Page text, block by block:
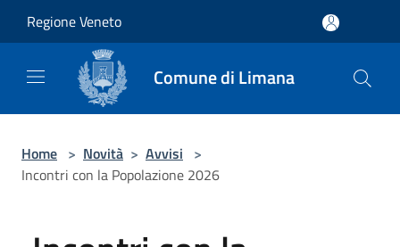
Regione Veneto
Comune di Limana
Home > Novità > Avvisi >
Incontri con la Popolazione 2026